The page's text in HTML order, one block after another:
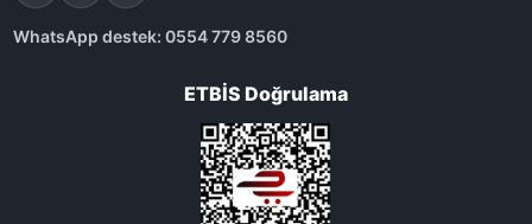
WhatsApp destek: 0554 779 8560
ETBİS Doğrulama